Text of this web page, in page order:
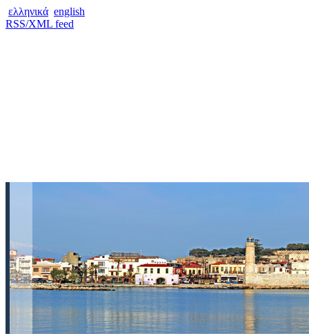
ελληνικά english
RSS/XML feed